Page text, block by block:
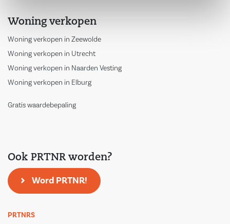
Woning verkopen
Woning verkopen in Zeewolde
Woning verkopen in Utrecht
Woning verkopen in Naarden Vesting
Woning verkopen in Elburg
Gratis waardebepaling
Ook PRTNR worden?
Word PRTNR!
PRTNRS